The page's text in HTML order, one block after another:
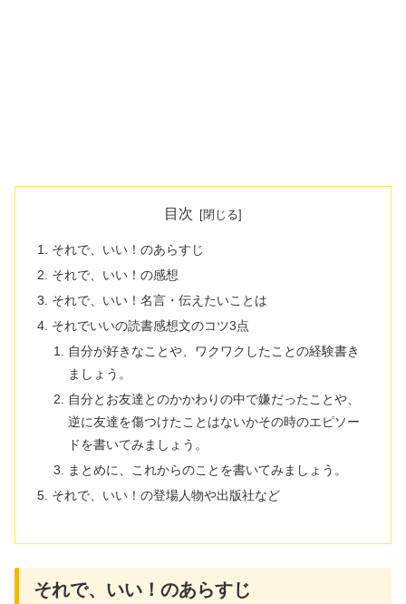
目次
それで、いい！のあらすじ
それで、いい！の感想
それで、いい！名言・伝えたいことは
それでいいの読書感想文のコツ3点
自分が好きなことや、ワクワクしたことの経験書き
ましょう。
自分とお友達とのかかわりの中で嫌だったことや、
逆に友達を傷つけたことはないかその時のエピソー
ドを書いてみましょう。
まとめに、これからのことを書いてみましょう。
それで、いい！の登場人物や出版社など
それで、いい！のあらすじ